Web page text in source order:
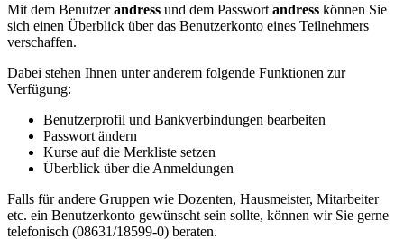
Mit dem Benutzerandress und dem Passwort andress können Sie
sich einen Überblick über das Benutzerkonto eines Teilnehmers
verschaffen.
Dabei stehen Ihnen unter anderem folgende Funktionen zur
Verfügung:
Benutzerprofil und Bankverbindungen bearbeiten
Passwort ändern
Kurse auf die Merkliste setzen
Überblick über die Anmeldungen
Falls für andere Gruppen wie Dozenten, Hausmeister, Mitarbeiter
etc. ein Benutzerkonto gewünscht sein sollte, können wir Sie gerne
telefonisch (08631/18599-0) beraten.